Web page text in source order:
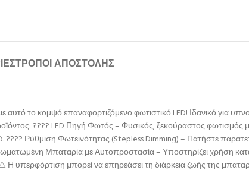
ΤΡΌΠΟΙ ΑΠΟΣΤΟΛΉΣ
το κομψό επαναφορτιζόμενο φωτιστικό LED! Ιδανικό για
???? LED Πηγή Φωτός – Φυσικός, ξεκούραστος
Ρύθμιση Φωτεινότητας (Stepless Dimming) – Πατήστε
Μπαταρία με Αυτοπροστασία – Υποστηρίζει χρήση κατά
μπορεί να επηρεάσει τη διάρκεια ζωής της